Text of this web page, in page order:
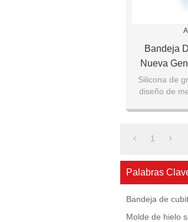
Bandeja
Nueva
Bolas De
Silicona
Enfriar
Silicona de
diseño de
1
Palabras
Bandeja de
Molde de hielo